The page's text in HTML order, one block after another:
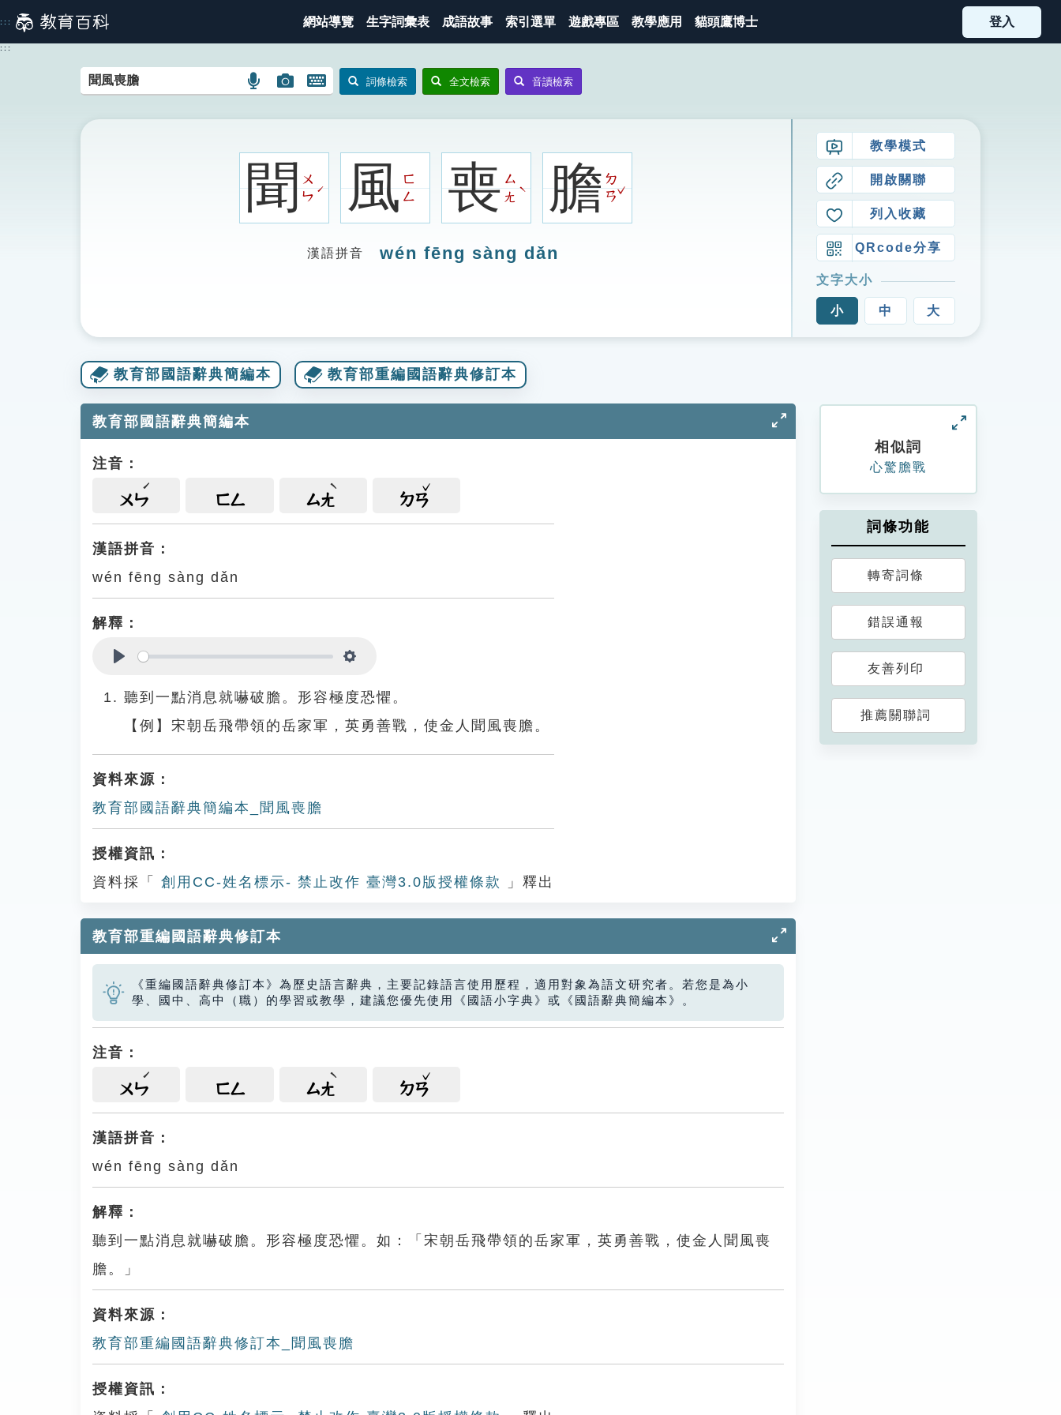
到
主
::: 網站導覽 生字詞彙表 成語故事 索引選單 遊戲專區 教學應用 貓頭鷹博士 登入
:::
語
搜
圖
示
圖
搜
圖
示
開
鍵
圖
詞條檢索 全文檢索 音讀檢索
聞ㄨ
ㄣ
ˊ 風ㄈ
ㄥ
喪ㄙ
ㄤ
ˋ 膽ㄉ
ㄢ
ˇ
漢語拼音 wén fēng sàng dǎn
教學模式
開啟關聯
列入收藏
QRcode分享
文字大小
小 中 大
教育部國語辭典簡編本 教育部重編國語辭典修訂本
教育部國語辭典簡編本
注音：
ㄨㄣ ㄈㄥ ㄙㄤ ㄉㄢ
漢語拼音：
wén fēng sàng dǎn
解釋：
聽到一點消息就嚇破膽。形容極度恐懼。
【例】宋朝岳飛帶領的岳家軍，英勇善戰，使金人聞風喪膽。
資料來源：
教育部國語辭典簡編本_聞風喪膽
授權資訊：
資料採「
創用CC-姓名標示- 禁止改作 臺灣3.0版授權條款 」釋出
教育部重編國語辭典修訂本
《重編國語辭典修訂本》為歷史語言辭典，主要記錄語言使用歷程，適用對象為語文研究者。若您是為小
學、國中、高中（職）的學習或教學，建議您優先使用《國語小字典》或《國語辭典簡編本》。
注音：
ㄨㄣ ㄈㄥ ㄙㄤ ㄉㄢ
漢語拼音：
wén fēng sàng dǎn
解釋：
聽到一點消息就嚇破膽。形容極度恐懼。如：「宋朝岳飛帶領的岳家軍，英勇善戰，使金人聞風喪
膽。」
資料來源：
教育部重編國語辭典修訂本_聞風喪膽
授權資訊：
相似詞
心驚膽戰
詞條功能
轉寄詞條
錯誤通報
友善列印
推薦關聯詞